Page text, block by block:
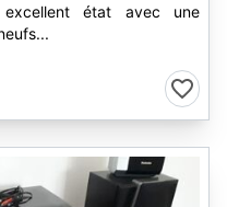
état avec une